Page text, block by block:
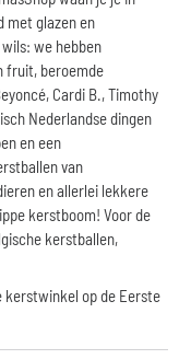
met glazen en
we hebben
fruit, beroemde
Cardi B., Timothy
Nederlandse dingen
en een
van
en allerlei lekkere
kerstboom! Voor de
kerstballen,
kerstwinkel op de Eerste